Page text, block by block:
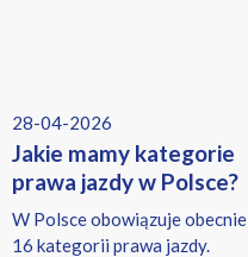
28-04-2026
Jakie mamy kategorie
prawa jazdy w Polsce?
W Polsce obowiązuje obecnie
16 kategorii prawa jazdy.